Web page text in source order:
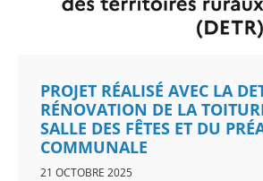
PROJET RÉALISÉ AVEC LA
RÉNOVATION DE LA
SALLE DES FÊTES ET DU
COMMUNALE
21 OCTOBRE 2025